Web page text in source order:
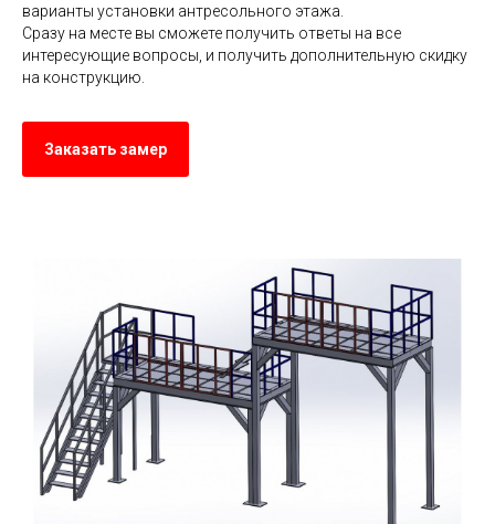
варианты установки антресольного этажа.
Сразу на месте вы сможете получить ответы на все
интересующие вопросы, и получить дополнительную скидку
на конструкцию.
Заказать замер